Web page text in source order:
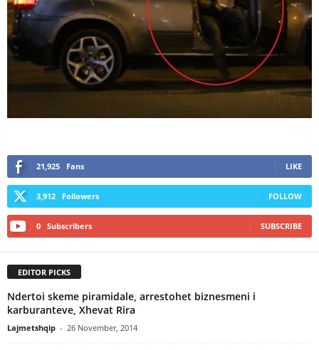
21,925 Fans LIKE
3,912 Followers FOLLOW
0 Subscribers SUBSCRIBE
EDITOR PICKS
Ndertoi skeme piramidale, arrestohet biznesmeni i
karburanteve, Xhevat Rira
Lajmetshqip - 26 November, 2014